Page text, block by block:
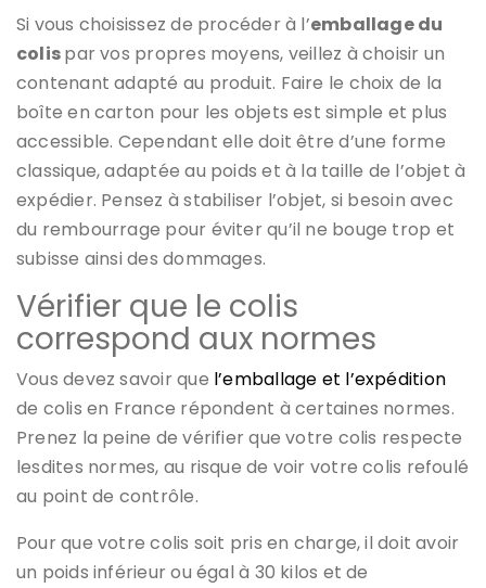
Si vous choisissez de procéder à l’emballage du
colispar vos propres moyens, veillez à choisir un
contenant adapté au produit. Faire le choix de la
boîte en carton pour les objets est simple et plus
accessible. Cependant elle doit être d’une forme
classique, adaptée au poids et à la taille de l’objet à
expédier. Pensez à stabiliser l’objet, si besoin avec
du rembourrage pour éviter qu’il ne bouge trop et
subisse ainsi des dommages.
Vérifier que le colis
correspond aux normes
Vous devez savoir que l’emballage et l’expédition
de colis en France répondent à certaines normes.
Prenez la peine de vérifier que votre colis respecte
lesdites normes, au risque de voir votre colis refoulé
au point de contrôle.
Pour que votre colis soit pris en charge, il doit avoir
un poids inférieur ou égal à 30 kilos et de